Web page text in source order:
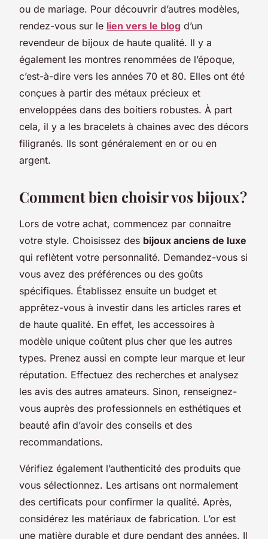
ou de mariage. Pour découvrir d’autres modèles,
rendez-vous sur le lien vers le blog d’un
revendeur de bijoux de haute qualité. Il y a
également les montres renommées de l’époque,
c’est-à-dire vers les années 70 et 80. Elles ont été
conçues à partir des métaux précieux et
enveloppées dans des boitiers robustes. À part
cela, il y a les bracelets à chaines avec des décors
filigranés. Ils sont généralement en or ou en
argent.
Comment bien choisir vos bijoux ?
Lors de votre achat, commencez par connaitre
votre style. Choisissez des bijoux anciens de luxe
qui reflètent votre personnalité. Demandez-vous si
vous avez des préférences ou des goûts
spécifiques. Établissez ensuite un budget et
apprêtez-vous à investir dans les articles rares et
de haute qualité. En effet, les accessoires à
modèle unique coûtent plus cher que les autres
types. Prenez aussi en compte leur marque et leur
réputation. Effectuez des recherches et analysez
les avis des autres amateurs. Sinon, renseignez-
vous auprès des professionnels en esthétiques et
beauté afin d’avoir des conseils et des
recommandations.
Vérifiez également l’authenticité des produits que
vous sélectionnez. Les artisans ont normalement
des certificats pour confirmer la qualité. Après,
considérez les matériaux de fabrication. L’or est
une matière durable et dure pendant des années. Il